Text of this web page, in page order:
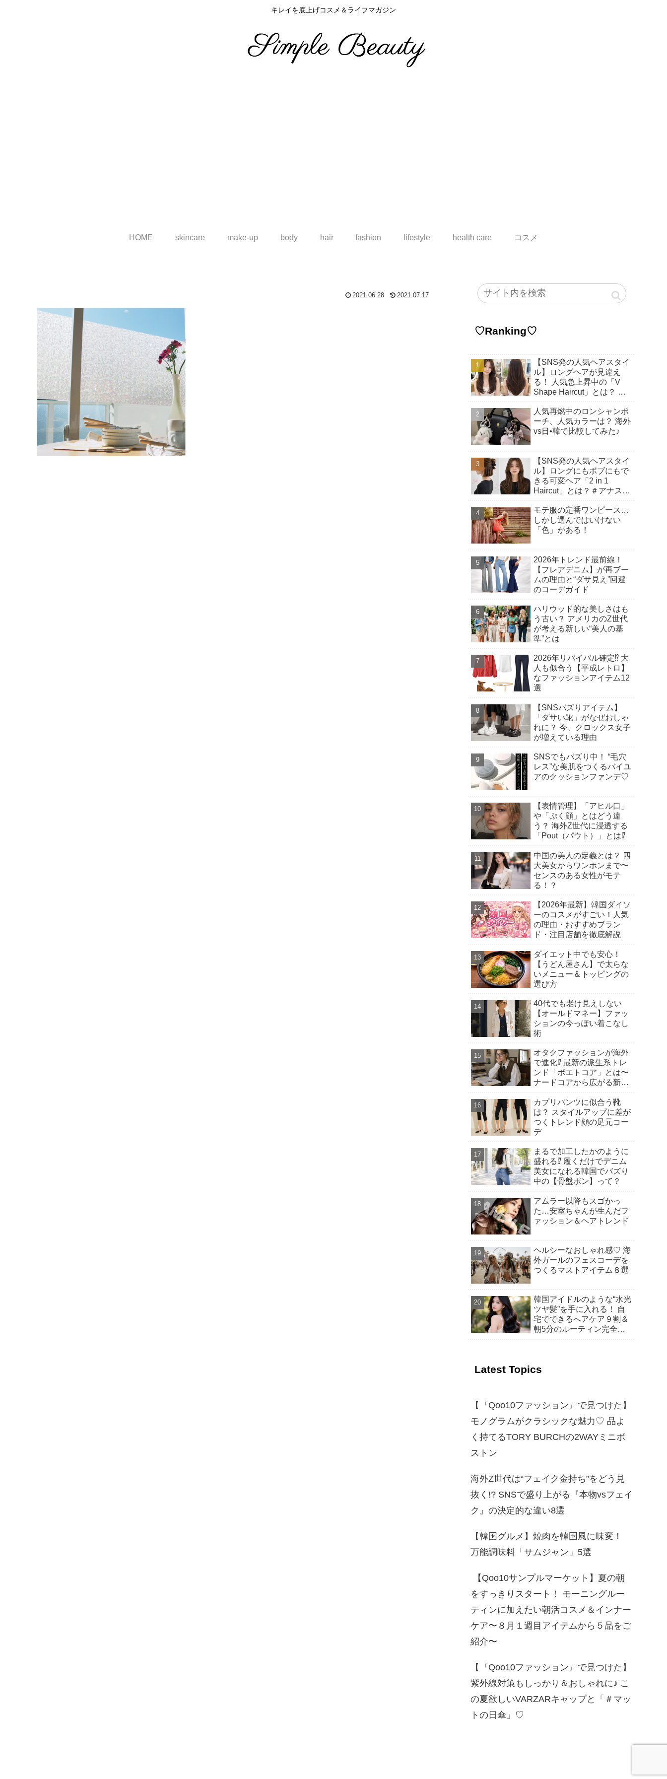
キレイを底上げコスメ＆ライフマガジン
HOME skincare make-up body hair fashion lifestyle health care コスメ
2021.06.28 2021.07.17
♡Ranking♡
【SNS発の人気ヘアスタイ
ル】ロングヘアが見違え
る！ 人気急上昇中の「V
Shape Haircut」とは？ ア
由♡
人気再燃中のロンシャンポ
ーチ、人気カラーは？ 海外
vs日•韓で比較してみた♪
【SNS発の人気ヘアスタイ
ル】ロングにもボブにもで
きる可変ヘア「2 in 1
Haircut」とは？＃アナスタ
モテ服の定番ワンピース…
しかし選んではいけない
「色」がある！
2026年トレンド最前線！
【フレアデニム】が再ブー
ムの理由と“ダサ見え”回避
のコーデガイド
ハリウッド的な美しさはも
う古い？ アメリカのZ世代
が考える新しい“美人の基
準”とは
2026年リバイバル確定⁉︎ 大
人も似合う【平成レトロ】
なファッションアイテム12
選
【SNSバズりアイテム】
「ダサい靴」がなぜおしゃ
れに？ 今、クロックス女子
が増えている理由
SNSでもバズり中！ “毛穴
レス”な美肌をつくるバイユ
アのクッションファンデ♡
【表情管理】「アヒル口」
や「ぷく顔」とはどう違
う？ 海外Z世代に浸透する
「Pout（パウト）」とは⁉︎
中国の美人の定義とは？ 四
大美女からワンホンまで〜
センスのある女性がモテ
る！？
【2026年最新】韓国ダイソ
ーのコスメがすごい！人気
の理由・おすすめブラン
ド・注目店舗を徹底解説
ダイエット中でも安心！
【うどん屋さん】で太らな
いメニュー＆トッピングの
選び方
40代でも老け見えしない
【オールドマネー】ファッ
ションの今っぽい着こなし
術
オタクファッションが海外
で進化⁉︎ 最新の派生系トレ
ンド「ポエトコア」とは〜
ナードコアから広がる新潮
カプリパンツに似合う靴
は？ スタイルアップに差が
つくトレンド顔の足元コー
デ
まるで加工したかのように
盛れる⁉︎ 履くだけでデニム
美女になれる韓国でバズり
中の【骨盤ポン】って？
アムラー以降もスゴかっ
た…安室ちゃんが生んだフ
ァッション＆ヘアトレンド
ヘルシーなおしゃれ感♡ 海
外ガールのフェスコーデを
つくるマストアイテム８選
韓国アイドルのような“水光
ツヤ髪”を手に入れる！ 自
宅でできるへアケア９割＆
朝5分のルーティン完全ガ
Latest Topics
【『Qoo10ファッション』で見つけた】
モノグラムがクラシックな魅力♡ 品よ
く持てるTORY BURCHの2WAYミニボ
ストン
海外Z世代は“フェイク金持ち”をどう見
抜く!? SNSで盛り上がる『本物vsフェイ
ク』の決定的な違い8選
【韓国グルメ】焼肉を韓国風に味変！
万能調味料「サムジャン」5選
【Qoo10サンプルマーケット】夏の朝
をすっきりスタート！ モーニングルー
ティンに加えたい朝活コスメ＆インナー
ケア〜８月１週目アイテムから５品をご
紹介〜
【『Qoo10ファッション』で見つけた】
紫外線対策もしっかり＆おしゃれに♪ こ
の夏欲しいVARZARキャップと「＃マッ
トの日傘」♡